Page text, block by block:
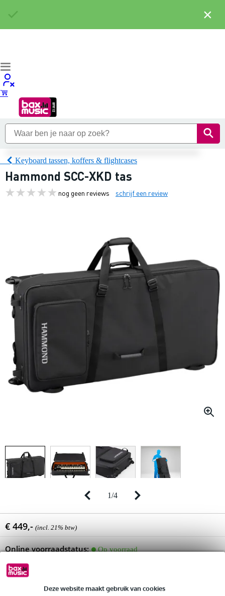
Deze website maakt gebruik van cookies
Keyboard tassen, koffers & flightcases
Hammond SCC-XKD tas
nog geen reviews schrijf een review
1/4
€ 449,- (incl. 21% btw)
Online voorraadstatus:
Op voorraad
Nog 2 stuks op voorraad in ons magazijn
×